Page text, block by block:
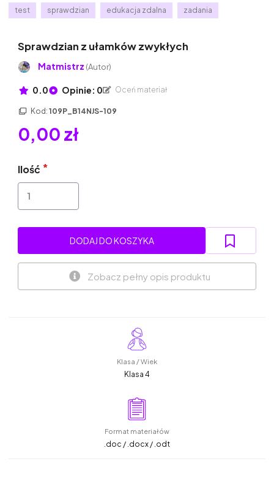
test sprawdzian edukacja zdalna zadania
Sprawdzian z ułamków zwykłych
Matmistrz (Autor)
0.0 Opinie: 0 Oceń materiał
Kod: 109P_B14NJS-109
0,00 zł
Ilość
DODAJ DO KOSZYKA
Zobacz pełny opis produktu
Klasa / Wiek
Klasa 4
Format materiałów
.doc / .docx / .odt